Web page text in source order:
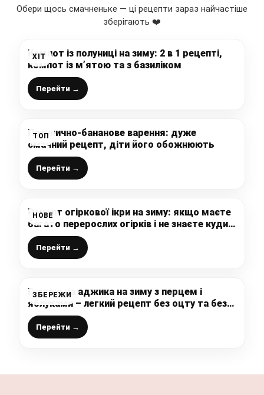
Обери щось смачненьке — ці рецепти зараз найчастіше
зберігають ❤️
ХІТ
Компот із полуниці на зиму: 2 в 1 рецепті,
компот із м’ятою та з базиліком
Перейти →
ТОП
Полунично-бананове варення: дуже
смачний рецепт, діти його обожнюють
Перейти →
НОВЕ
Рецепт огіркової ікри на зиму: якщо маєте
багато перерослих огірків і не знаєте куди
їх діти, тоді робіть таку смачну заготовку
Перейти →
ЗБЕРЕЖИ
Густенька аджика на зиму з перцем і
яблуками – легкий рецепт без оцту та без
лимонної кислоти, до пельменів просто
ідеальна, зберігаю такі заготовки у
квартирі
Перейти →